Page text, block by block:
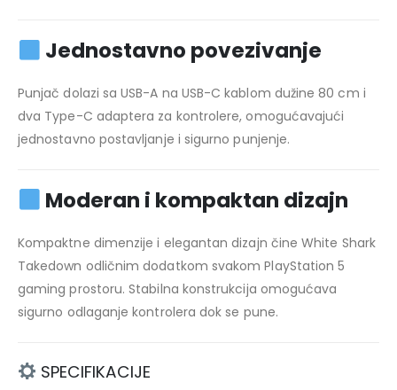
Jednostavno povezivanje
Punjač dolazi sa USB-A na USB-C kablom dužine 80 cm i
dva Type-C adaptera za kontrolere, omogućavajući
jednostavno postavljanje i sigurno punjenje.
Moderan i kompaktan dizajn
Kompaktne dimenzije i elegantan dizajn čine White Shark
Takedown odličnim dodatkom svakom PlayStation 5
gaming prostoru. Stabilna konstrukcija omogućava
sigurno odlaganje kontrolera dok se pune.
SPECIFIKACIJE